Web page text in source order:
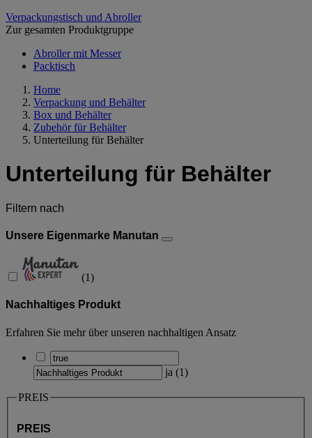
Verpackungstisch und Abroller
Zur gesamten Produktgruppe
Abroller mit Messer
Packtisch
Home
Verpackung und Behälter
Box und Behälter
Zubehör für Behälter
Unterteilung für Behälter
Unterteilung für Behälter
Filtern nach
Unsere Eigenmarke Manutan
(1)
Nachhaltiges Produkt
Erfahren Sie mehr über unseren nachhaltigen Ansatz
ja (1)
PREIS
PREIS